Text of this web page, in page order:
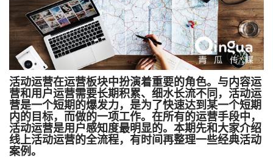
活动运营在运营板块中扮演着重要的角色。与内容运
营和用户运营需要长期积累、细水长流不同， 活动运
营是一个短期的爆发力， 是为了快速达到某一个短期
内的目标，而做的一项工作。在所有的运营手段中，
活动运营是用户感知度最明显的。本期先和大家介绍
线上活动运营的全流程，有时间再整理一些经典活动
案例。